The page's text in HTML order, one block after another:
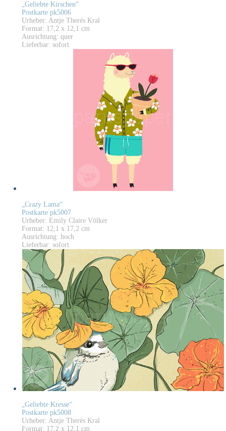
„Geliebte Kirschen“
Postkarte pk5006
Urheber: Antje Therés Kral
Format: 17,2 x 12,1 cm
Ausrichtung: quer
Lieferbar: sofort
„Crazy Lama“
Postkarte pk5007
Urheber: Emily Claire Völker
Format: 12,1 x 17,2 cm
Ausrichtung: hoch
Lieferbar: sofort
„Geliebte Kresse“
Postkarte pk5008
Urheber: Antje Therés Kral
Format: 17,2 x 12,1 cm